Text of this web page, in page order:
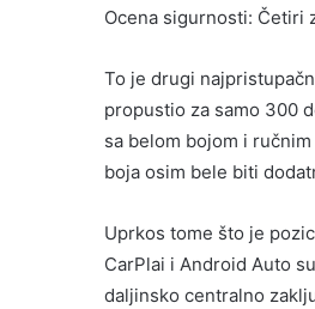
Ocena sigurnosti: Četiri
To je drugi
propustio za samo 300
sa belom bojom i
boja osim bele biti
Uprkos tome što je
CarPlai i Android Auto
daljinsko centralno